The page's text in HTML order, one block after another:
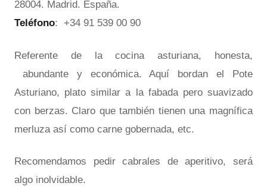
28004. Madrid. España.
Teléfono: +34 91 539 00 90
Referente de la cocina asturiana, honesta,
abundante y económica. Aquí bordan el Pote
Asturiano, plato similar a la fabada pero suavizado
con berzas. Claro que también tienen una magnífica
merluza así como carne gobernada, etc.
Recomendamos pedir cabrales de aperitivo, será
algo inolvidable.